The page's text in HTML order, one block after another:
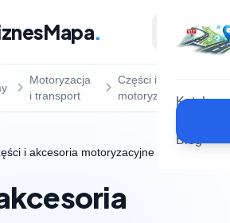
.
Katalog
Blog
Motoryzacja
i transport
Części i akcesoria
motoryzacyjne
i akcesoria motoryzacyjne